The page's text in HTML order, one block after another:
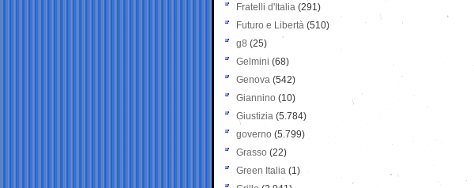
Fratelli d'Italia (291)
Futuro e Libertà (510)
g8 (25)
Gelmini (68)
Genova (542)
Giannino (10)
Giustizia (5.784)
governo (5.799)
Grasso (22)
Green Italia (1)